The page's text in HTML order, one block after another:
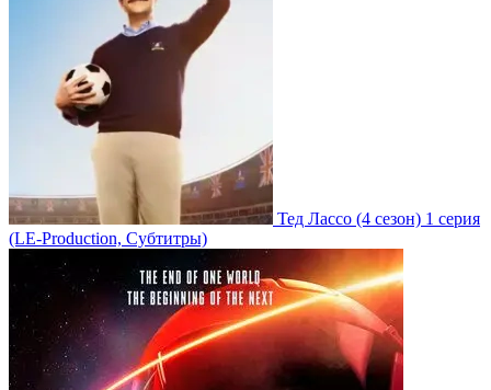
Тед Лассо (4 сезон) 1 серия
(LE-Production, Субтитры)